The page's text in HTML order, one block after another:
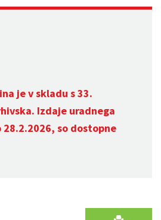
je v skladu s 33.
Izdaje uradnega
so dostopne